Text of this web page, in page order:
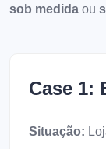
sob medida ou
Case 1:
Situação: